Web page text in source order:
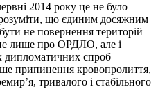
2014 року це не було
що єдиним досяжним
не повернення територій
лише про ОРДЛО, але і
дипломатичних спроб
припинення кровопролиття,
тривалого і стабільного